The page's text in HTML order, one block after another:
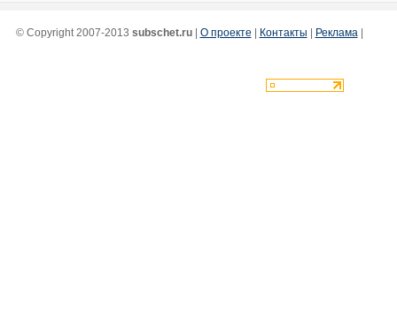
© Copyright 2007-2013 subschet.ru| О проекте Контакты Реклама|